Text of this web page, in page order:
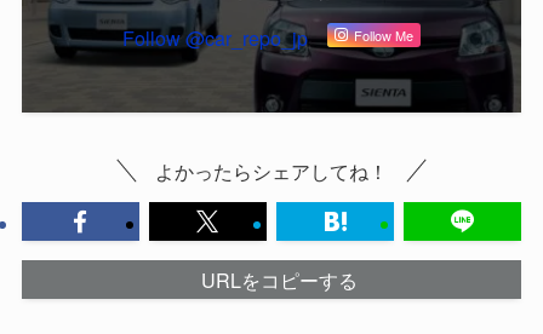
Follow @car_repo_jp Follow Me
よかったらシェアしてね！
URLをコピーする